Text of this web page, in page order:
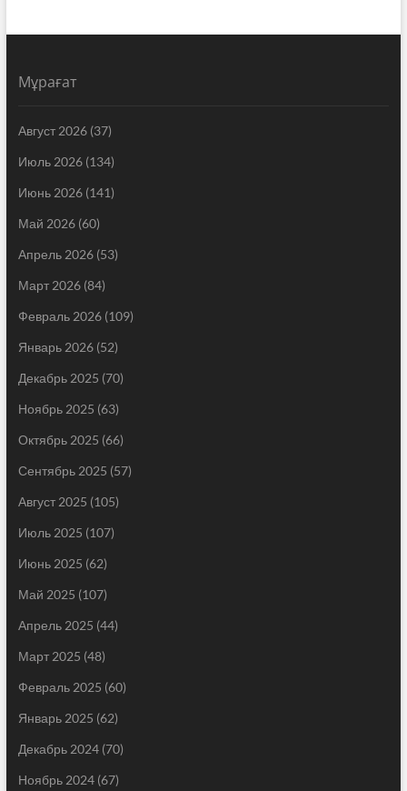
Мұрағат
Август 2026(37)
Июль 2026(134)
Июнь 2026(141)
Май 2026(60)
Апрель 2026(53)
Март 2026(84)
Февраль 2026(109)
Январь 2026(52)
Декабрь 2025 (70)
Ноябрь 2025 (63)
Октябрь 2025 (66)
Сентябрь 2025 (57)
Август 2025 (105)
Июль 2025 (107)
Июнь 2025 (62)
Май 2025 (107)
Апрель 2025 (44)
Март 2025 (48)
Февраль 2025 (60)
Январь 2025 (62)
Декабрь 2024(70)
Ноябрь 2024(67)